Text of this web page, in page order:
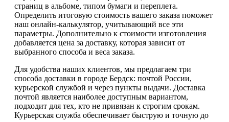
страниц в альбоме, типом бумаги и переплета.
Определить итоговую стоимость вашего заказа поможет
наш онлайн-калькулятор, учитывающий все эти
параметры. Дополнительно к стоимости изготовления
добавляется цена за доставку, которая зависит от
выбранного способа и веса заказа.
Для удобства наших клиентов, мы предлагаем три
способа доставки в городе Бердск: почтой России,
курьерской службой и через пункты выдачи. Доставка
почтой является наиболее доступным вариантом,
подходит для тех, кто не привязан к строгим срокам.
Курьерская служба обеспечивает быструю и точную до